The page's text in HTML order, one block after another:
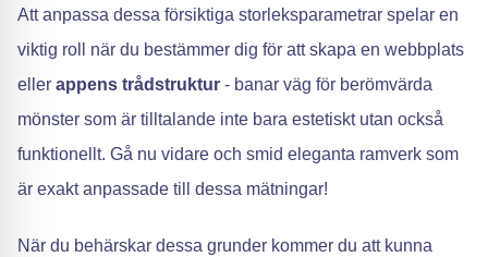
Att anpassa dessa försiktiga storleksparametrar spelar en
viktig roll när du bestämmer dig för att skapa en webbplats
eller appens trådstruktur - banar väg för berömvärda
mönster som är tilltalande inte bara estetiskt utan också
funktionellt. Gå nu vidare och smid eleganta ramverk som
är exakt anpassade till dessa mätningar!
När du behärskar dessa grunder kommer du att kunna